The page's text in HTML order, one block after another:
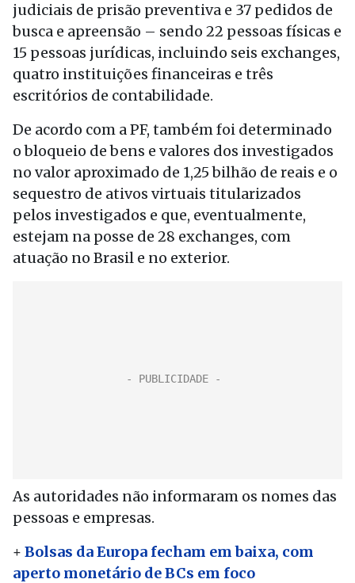
judiciais de prisão preventiva e 37 pedidos de
busca e apreensão – sendo 22 pessoas físicas e
15 pessoas jurídicas, incluindo seis exchanges,
quatro instituições financeiras e três
escritórios de contabilidade.
De acordo com a PF, também foi determinado
o bloqueio de bens e valores dos investigados
no valor aproximado de 1,25 bilhão de reais e o
sequestro de ativos virtuais titularizados
pelos investigados e que, eventualmente,
estejam na posse de 28 exchanges, com
atuação no Brasil e no exterior.
As autoridades não informaram os nomes das
pessoas e empresas.
+ Bolsas da Europa fecham em baixa, com
aperto monetário de BCs em foco